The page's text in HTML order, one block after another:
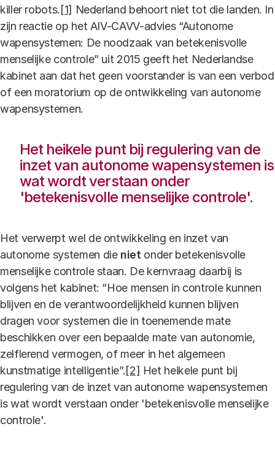
killer robots. [1] Nederland behoort niet tot die landen. In
zijn reactie op het AIV-CAVV-advies “Autonome
wapensystemen: De noodzaak van betekenisvolle
menselijke controle” uit 2015 geeft het Nederlandse
kabinet aan dat het geen voorstander is van een verbod
of een moratorium op de ontwikkeling van autonome
wapensystemen.
Het heikele punt bij regulering van de
inzet van autonome wapensystemen is
wat wordt verstaan onder
'betekenisvolle menselijke controle'.
Het verwerpt wel de ontwikkeling en inzet van
autonome systemen die niet onder betekenisvolle
menselijke controle staan. De kernvraag daarbij is
volgens het kabinet: “Hoe mensen in controle kunnen
blijven en de verantwoordelijkheid kunnen blijven
dragen voor systemen die in toenemende mate
beschikken over een bepaalde mate van autonomie,
zelflerend vermogen, of meer in het algemeen
kunstmatige intelligentie”.[2] Het heikele punt bij
regulering van de inzet van autonome wapensystemen
is wat wordt verstaan onder 'betekenisvolle menselijke
controle'.